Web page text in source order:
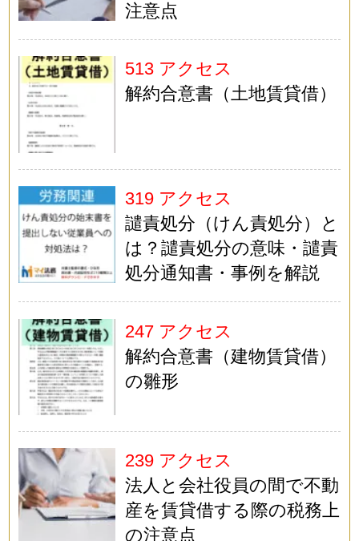
注意点
513 アクセス
解約合意書（土地賃貸借）
319 アクセス
譴責処分（けん責処分）と
は？譴責処分の意味・譴責
処分通知書・事例を解説
247 アクセス
解約合意書（建物賃貸借）
の雛形
239 アクセス
法人と会社役員の間で不動
産を賃貸借する際の税務上
の注意点